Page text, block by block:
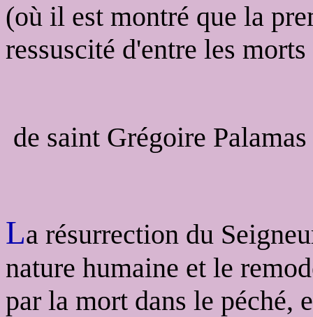
(où il est montré que la
ressuscité d'entre les
de saint Grégoire
La résurrection du
nature humaine et le
par la mort dans le péché,